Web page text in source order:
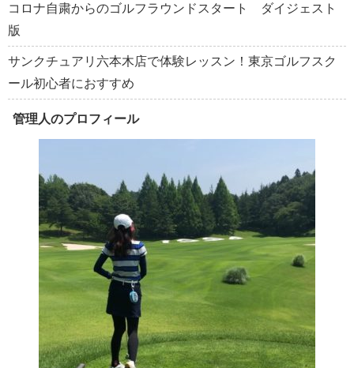
コロナ自粛からのゴルフラウンドスタート ダイジェスト
版
サンクチュアリ六本木店で体験レッスン！東京ゴルフスク
ール初心者におすすめ
管理人のプロフィール